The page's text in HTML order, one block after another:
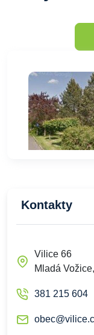
Kontakty
Vilice 66
Mladá
381 215 604